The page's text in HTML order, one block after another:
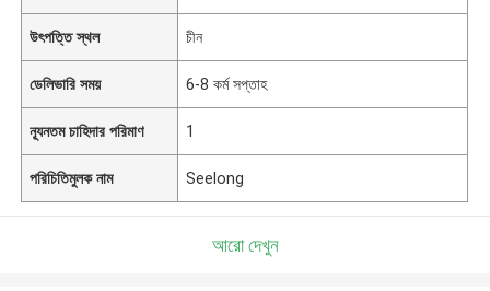
উৎপত্তি স্থল চীন
ডেলিভারি সময় 6-8 কর্ম সপ্তাহ
ন্যূনতম চাহিদার পরিমাণ 1
পরিচিতিমুলক নাম Seelong
আরো দেখুন